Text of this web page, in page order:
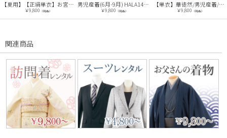
【夏用】【正絹単衣】お宮参り(男の子)レンタル 0276 紺 タカ
￥9,800 （税込）
男児産着(6月-9月) HALA149 単衣 ｸﾞﾚｰ鷹に富士兜刺繍| 化繊
￥9,800 （税込）
【単衣】華徒然/男児産着/K044/白・鷹・兜
￥9,800 （税込）
関連商品